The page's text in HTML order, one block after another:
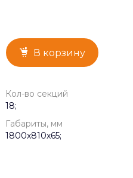
В корзину
Кол-во секций
18;
Габариты, мм
1800x810x65;